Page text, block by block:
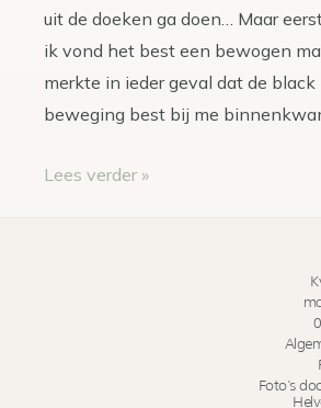
uit de doeken ga doen… Maar
ik vond het best een bewogen
merkte in ieder geval dat de
beweging best bij me
Lees verder »
Foto’s